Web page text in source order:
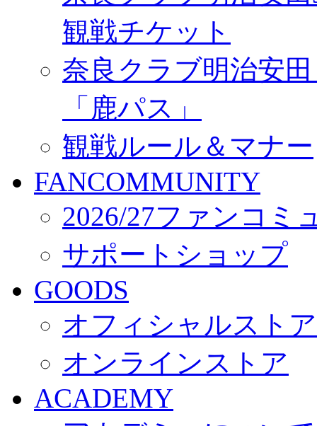
観戦チケット
奈良クラブ明治安
「鹿パス」
観戦ルール＆マナー
FANCOMMUNITY
2026/27ファンコミ
サポートショップ
GOODS
オフィシャルスト
オンラインストア
ACADEMY